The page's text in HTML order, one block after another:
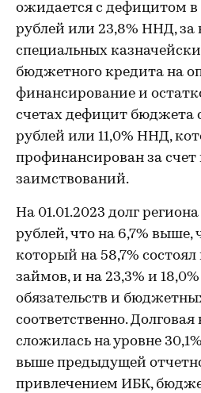
ожидается с дефицитом
рублей или 23,8% ННД, за
специальных
бюджетного кредита на
финансирование и
счетах дефицит бюджета
рублей или 11,0% ННД,
профинансирован за
заимствований.
На 01.01.2023 долг
рублей, что на 6,7% выше,
который на 58,7%
займов, и на 23,3% и
обязательств и
соответственно. Долговая
сложилась на уровне
выше предыдущей
привлечением ИБК,